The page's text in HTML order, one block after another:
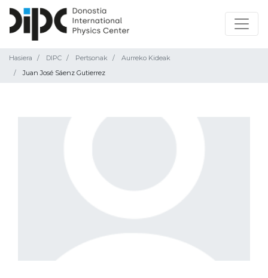
Hasiera DIPC Pertsonak
Aurreko Kideak
Juan José Sáenz Gutierrez